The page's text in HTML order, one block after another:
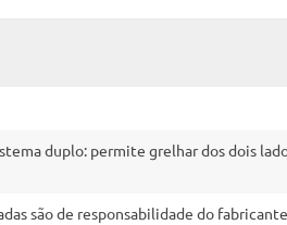
duplo: permite grelhar dos dois
são de responsabilidade do